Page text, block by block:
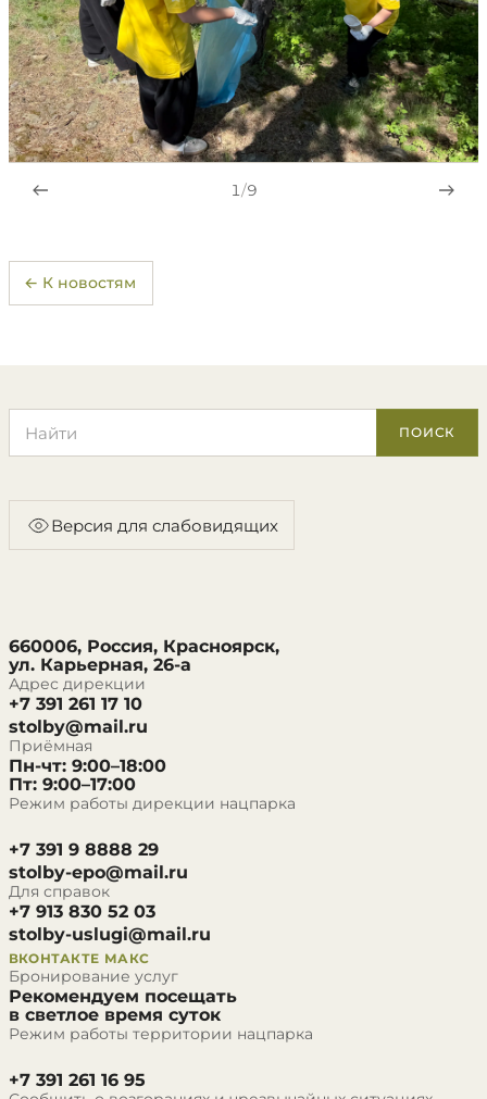
1/9
← К новостям
ПОИСК
Версия для слабовидящих
660006, Россия, Красноярск,
ул. Карьерная, 26-а
Адрес дирекции
+7 391 261 17 10
stolby@mail.ru
Приёмная
Пн-чт: 9:00–18:00
Пт: 9:00–17:00
Режим работы дирекции нацпарка
+7 391 9 8888 29
stolby-epo@mail.ru
Для справок
+7 913 830 52 03
stolby-uslugi@mail.ru
ВКОНТАКТЕ МАКС
Бронирование услуг
Рекомендуем посещать
в светлое время суток
Режим работы территории нацпарка
+7 391 261 16 95